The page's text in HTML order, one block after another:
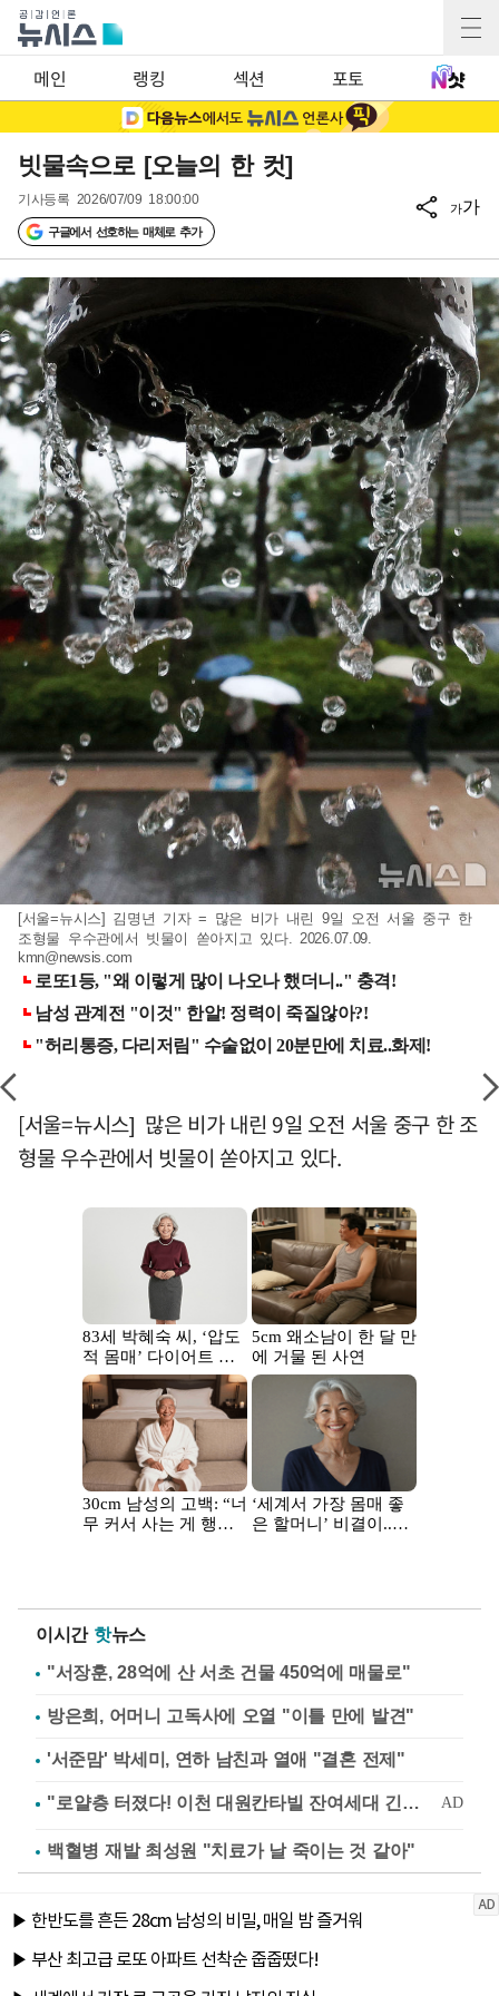
메인 랭킹 섹션 포토
빗물속으로 [오늘의 한 컷]
기사등록 2026/07/09 18:00:00
구글에서 선호하는 매체로 추가
가가
[서울=뉴시스] 김명년 기자 = 많은 비가 내린 9일 오전 서울 중구 한
조형물 우수관에서 빗물이 쏟아지고 있다. 2026.07.09.
kmn@newsis.com
[서울=뉴시스] 많은 비가 내린 9일 오전 서울 중구 한 조
형물 우수관에서 빗물이 쏟아지고 있다.
이시간 핫뉴스
"서장훈, 28억에 산 서초 건물 450억에 매물로"
방은희, 어머니 고독사에 오열 "이틀 만에 발견"
'서준맘' 박세미, 연하 남친과 열애 "결혼 전제"
백혈병 재발 최성원 "치료가 날 죽이는 것 같아"